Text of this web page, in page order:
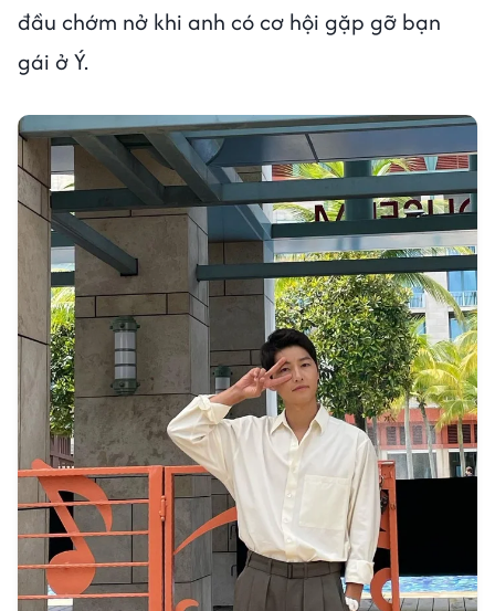
đầu chớm nở khi anh có cơ hội gặp gỡ bạn
gái ở Ý.